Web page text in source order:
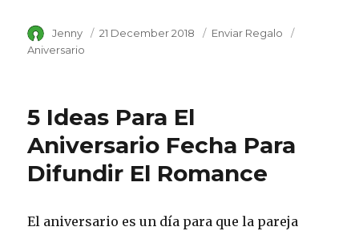
Author
Jenny
Posted
21 December 2018 Category
Enviar Regalo
Aniversario
5 Ideas Para El
Aniversario Fecha Para
Difundir El Romance
El aniversario es un día para que la pareja